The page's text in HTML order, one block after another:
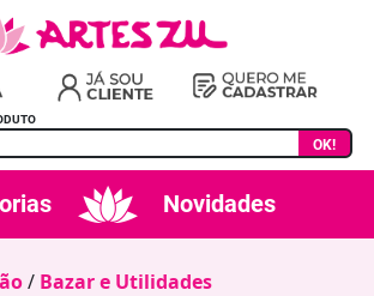
OK!
Novidades
/ Bazar e Utilidades